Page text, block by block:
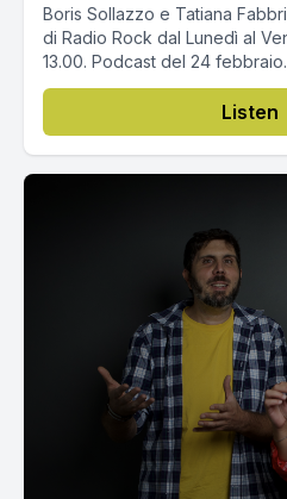
Boris Sollazzo e Tatiana
di Radio Rock dal Lunedì al
13.00. Podcast del 24
Listen